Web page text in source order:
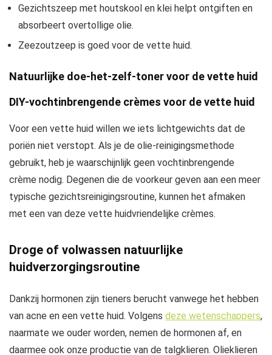
Gezichtszeep met houtskool en klei helpt ontgiften en
absorbeert overtollige olie.
Zeezoutzeep is goed voor de vette huid.
Natuurlijke doe-het-zelf-toner voor de vette huid
DIY-vochtinbrengende crèmes voor de vette huid
Voor een vette huid willen we iets lichtgewichts dat de
poriën niet verstopt. Als je de olie-reinigingsmethode
gebruikt, heb je waarschijnlijk geen vochtinbrengende
crème nodig. Degenen die de voorkeur geven aan een meer
typische gezichtsreinigingsroutine, kunnen het afmaken
met een van deze vette huidvriendelijke crèmes.
Droge of volwassen natuurlijke
huidverzorgingsroutine
Dankzij hormonen zijn tieners berucht vanwege het hebben
van acne en een vette huid. Volgens deze wetenschappers,
naarmate we ouder worden, nemen de hormonen af, en
daarmee ook onze productie van de talgklieren. Olieklieren